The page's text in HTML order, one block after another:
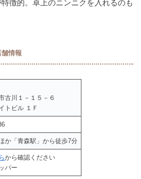
徴的。卓上のニンニクを入れるのも
舗情報
古川１－１５－６
トビル １Ｆ
か「青森駅」から徒歩7分
から確認ください
パー